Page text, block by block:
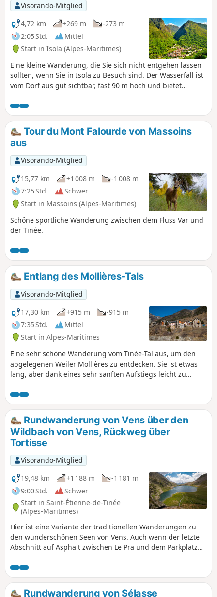
Visorando-Mitglied
4,72 km
+269 m
-273 m
2:05 Std.
Mittel
Start in Isola (Alpes-Maritimes)
Eine kleine Wanderung, die Sie sich nicht entgehen lassen
sollten, wenn Sie in Isola zu Besuch sind. Der Wasserfall ist
vom Dorf aus gut sichtbar, fast 90 m hoch und bietet
ausgeschildert und gut ausgebaut.
Tour du Mont Falourde von Massoins
aus
Visorando-Mitglied
15,77 km
+1 008 m
-1 008 m
7:25 Std.
Schwer
Start in Massoins (Alpes-Maritimes)
Schöne sportliche Wanderung zwischen dem Fluss Var und
der Tinée.
Entlang des Mollières-Tals
Visorando-Mitglied
17,30 km
+915 m
-915 m
7:35 Std.
Mittel
Start in Alpes-Maritimes
Eine sehr schöne Wanderung vom Tinée-Tal aus, um den
abgelegenen Weiler Mollières zu entdecken. Sie ist etwas
lang, aber dank eines sehr sanften Aufstiegs leicht zu
Rundwanderung von Vens über den
Wildbach von Vens, Rückweg über
Tortisse
Visorando-Mitglied
19,48 km
+1 188 m
-1 181 m
9:00 Std.
Schwer
Start in Saint-Étienne-de-Tinée
(Alpes-Maritimes)
Hier ist eine Variante der traditionellen Wanderungen zu
den wunderschönen Seen von Vens. Auch wenn der letzte
Abschnitt auf Asphalt zwischen Le Pra und dem Parkplatz
Rundwanderung doch durch das Tal des Wildbachs Vens
und das Tortisse-Tal, mit einem angenehmen Aufstieg
entlang des Wildbachs und einem atemberaubenden
Rundwanderung von Sélasse